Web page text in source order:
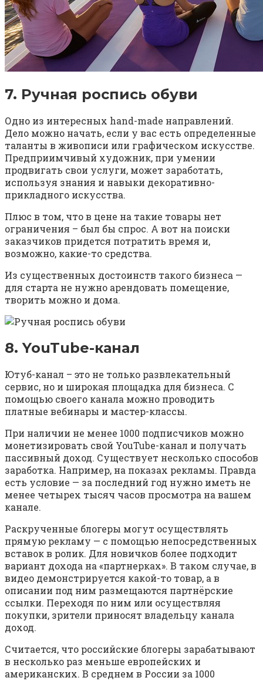
7. Ручная роспись обуви
Одно из интересных hand-made направлений.
Дело можно начать, если у вас есть определенные
таланты в живописи или графическом искусстве.
Предприимчивый художник, при умении
продвигать свои услуги, может заработать,
используя знания и навыки декоративно-
прикладного искусства.
Плюс в том, что в цене на такие товары нет
ограничения – был бы спрос. А вот на поиски
заказчиков придется потратить время и,
возможно, какие-то средства.
Из существенных достоинств такого бизнеса —
для старта не нужно арендовать помещение,
творить можно и дома.
8. YouTube-канал
Ютуб-канал – это не только развлекательный
сервис, но и широкая площадка для бизнеса. С
помощью своего канала можно проводить
платные вебинары и мастер-классы.
При наличии не менее 1000 подписчиков можно
монетизировать свой YouTube-канал и получать
пассивный доход. Существует несколько способов
заработка. Например, на показах рекламы. Правда
есть условие — за последний год нужно иметь не
менее четырех тысяч часов просмотра на вашем
канале.
Раскрученные блогеры могут осуществлять
прямую рекламу — с помощью непосредственных
вставок в ролик. Для новичков более подходит
вариант дохода на «партнерках». В таком случае, в
видео демонстрируется какой-то товар, а в
описании под ним размещаются партнёрские
ссылки. Переходя по ним или осуществляя
покупки, зрители приносят владельцу канала
доход.
Считается, что российские блогеры зарабатывают
в несколько раз меньше европейских и
американских. В среднем в России за 1000